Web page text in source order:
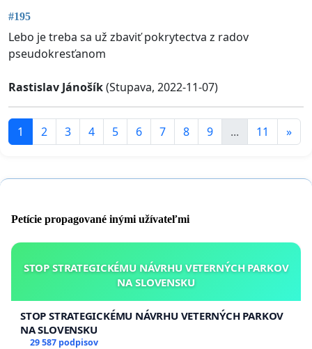
#195
Lebo je treba sa už zbaviť pokrytectva z radov
pseudokresťanom
Rastislav Jánošík(Stupava, 2022-11-07)
1 2 3 4 5 6 7 8 9 ... 11 »
Petície propagované inými užívateľmi
STOP STRATEGICKÉMU NÁVRHU VETERNÝCH PARKOV
NA SLOVENSKU
STOP STRATEGICKÉMU NÁVRHU VETERNÝCH PARKOV
NA SLOVENSKU
29 587 podpisov